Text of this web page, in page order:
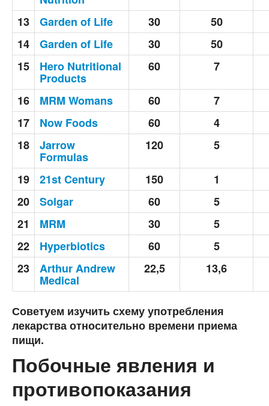
13
Garden of Life 30
50
14
Garden of Life 30
50
15
Hero Nutritional
Products
60 7
16 MRM Womans 60
7
17
Now Foods 60
4
18
Jarrow
Formulas
120 5
19 21st Century 150
1
20
Solgar 60
5
21
MRM 30
5
22
Hyperbiotics 60
5
23
Arthur Andrew
Medical
22,5 13,6
Советуем изучить схему употребления
лекарства относительно времени приема
пищи.
Побочные явления и
противопоказания